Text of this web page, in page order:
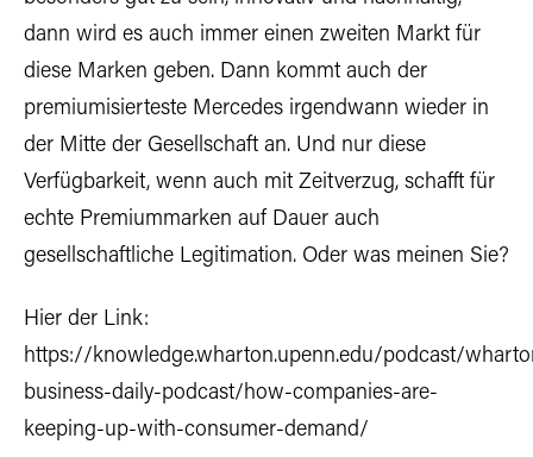
dann wird es auch immer einen zweiten Markt für
diese Marken geben. Dann kommt auch der
premiumisierteste Mercedes irgendwann wieder in
der Mitte der Gesellschaft an. Und nur diese
Verfügbarkeit, wenn auch mit Zeitverzug, schafft für
echte Premiummarken auf Dauer auch
gesellschaftliche Legitimation. Oder was meinen Sie?
Hier der Link:
https://knowledge.wharton.upenn.edu/podcast/
business-daily-podcast/how-companies-are-
keeping-up-with-consumer-demand/